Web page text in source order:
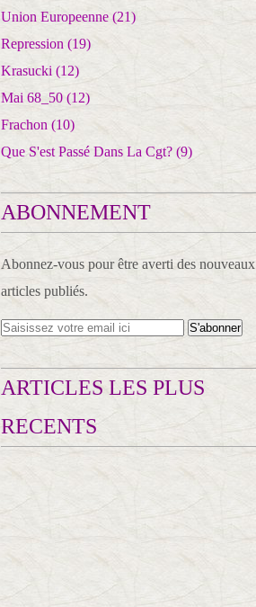
Union Europeenne (21)
Repression (19)
Krasucki (12)
Mai 68_50 (12)
Frachon (10)
Que S'est Passé Dans La Cgt? (9)
ABONNEMENT
Abonnez-vous pour être averti des nouveaux
articles publiés.
ARTICLES LES PLUS
RECENTS